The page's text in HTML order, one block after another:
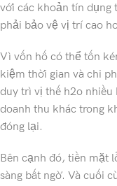
với các khoản tín dụng
phải bảo vệ vị trí cao
Vì vốn hố có thể tốn
kiệm thời gian và chi
duy trì vị thế h2o nhiều
doanh thu khác trong
đóng lại.
Bên cạnh đó, tiền mặt
sàng bất ngờ. Và cuối